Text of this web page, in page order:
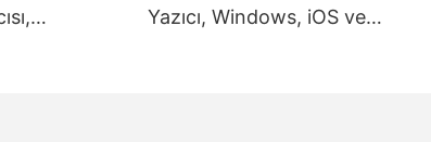
Yazıcı, Windows, iOS ve